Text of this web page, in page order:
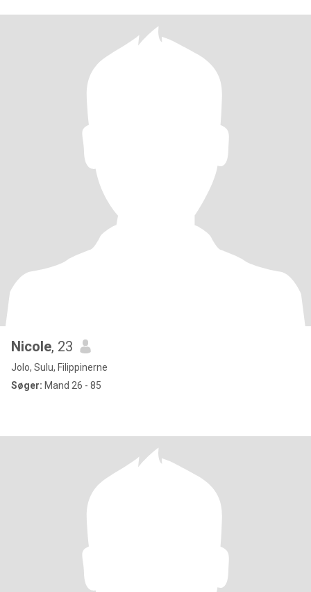
Nicole, 23
Jolo, Sulu, Filippinerne
Søger: Mand 26 - 85